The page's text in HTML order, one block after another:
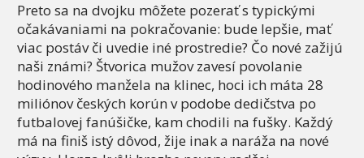
Preto sa na dvojku môžete pozerať s typickými
očakávaniami na pokračovanie: bude lepšie, mať
viac postáv či uvedie iné prostredie? Čo nové zažijú
naši známi? Štvorica mužov zavesí povolanie
hodinového manžela na klinec, hoci ich máta 28
miliónov českých korún v podobe dedičstva po
futbalovej fanúšičke, kam chodili na fušky. Každý
má na finiš istý dôvod, žije inak a naráža na nové